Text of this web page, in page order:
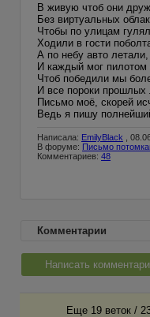
В живую чтоб они
Без виртуальных
Чтобы по улицам
Ходили в гости
А по небу авто летали,
И каждый мог пилотом
Чтоб победили мы
И все пороки прошлых
Письмо моё, скорей
Ведь я пишу
Написала: EmilyBlack ,
В форуме: Письмо
Комментариев: 48
Комментарии
Написать
Еще 19 веток /